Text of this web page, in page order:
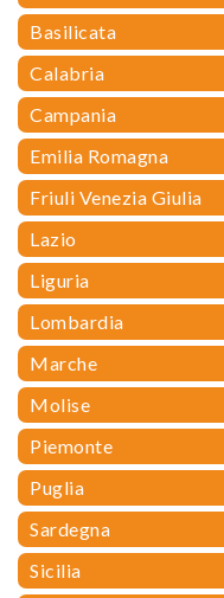
Basilicata
Calabria
Campania
Emilia Romagna
Friuli Venezia Giulia
Lazio
Liguria
Lombardia
Marche
Molise
Piemonte
Puglia
Sardegna
Sicilia